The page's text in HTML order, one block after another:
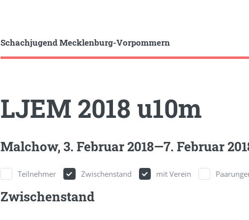
Schachjugend Mecklenburg-Vorpommern
LJEM 2018 u10m
Malchow, 3. Februar 2018—7. Februar
Teilnehmer Zwischenstand mit Verein
Zwischenstand